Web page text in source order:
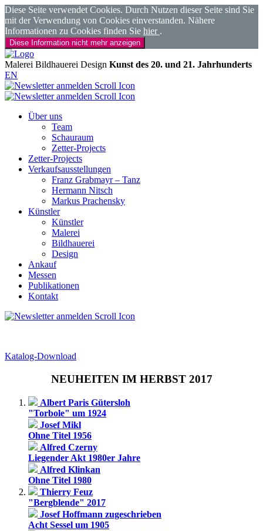
Diese Seite verwendet Cookies. Durch Nutzen dieser Seite sind Sie
mit der Verwendung von Cookies einverstanden. Nähere
Informationen zu Cookies finden Sie hier .
Diese Information nicht mehr anzeigen
Malerei Bildhauerei Design Kunst des 20. und 21. Jahrhunderts
EN
Über uns
Team
Schauraum
Zetter-Projects
Zetter-Projects
Verkaufsausstellungen
Franz Grabmayr – Tanz
Hermann Nitsch
Markus Prachensky
Künstler
Künstler
Malerei
Bildhauerei
Design
Ankauf
Messen
Publikationen
Kontakt
Katalog-Download
NEUHEITEN IM HERBST 2017
Albert Paris Gütersloh
"Torbole" um 1924
Josef Mikl
Ohne Titel 1956
Alfred Czerny
Liegender Akt 1980er Jahre
Alfred Klinkan
Ohne Titel 1980
Thierry Feuz
"Bergblende" 2017
Josef Hoffmann zugeschrieben
Acht Sessel um 1905